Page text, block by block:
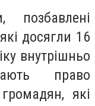
досягли 16
внутрішньо
право
які